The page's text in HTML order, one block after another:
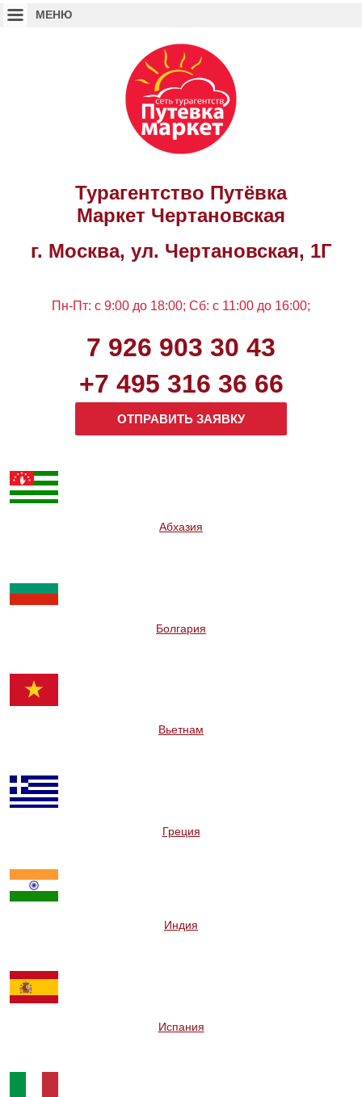
Турагентство Путёвка
Маркет Чертановская
г. Москва, ул. Чертановская, 1Г
Пн-Пт: c 9:00 до 18:00; Сб: с 11:00 до 16:00;
7 926 903 30 43
+7 495 316 36 66
ОТПРАВИТЬ ЗАЯВКУ
Абхазия
Болгария
Вьетнам
Греция
Индия
Испания